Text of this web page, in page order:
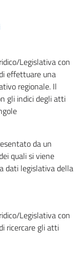
Legislativa con
effettuare una
regionale. Il
gli indici degli atti
da un
quali si viene
dati legislativa della
Legislativa con
ricercare gli atti